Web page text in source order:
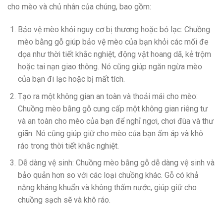
cho mèo và chủ nhân của chúng, bao gồm:
Bảo vệ mèo khỏi nguy cơ bị thương hoặc bỏ lạc: Chuồng
mèo bằng gỗ giúp bảo vệ mèo của bạn khỏi các mối đe
dọa như thời tiết khắc nghiệt, động vật hoang dã, kẻ trộm
hoặc tai nạn giao thông. Nó cũng giúp ngăn ngừa mèo
của bạn đi lạc hoặc bị mất tích.
Tạo ra một không gian an toàn và thoải mái cho mèo:
Chuồng mèo bằng gỗ cung cấp một không gian riêng tư
và an toàn cho mèo của bạn để nghỉ ngơi, chơi đùa và thư
giãn. Nó cũng giúp giữ cho mèo của bạn ấm áp và khô
ráo trong thời tiết khắc nghiệt.
Dễ dàng vệ sinh: Chuồng mèo bằng gỗ dễ dàng vệ sinh và
bảo quản hơn so với các loại chuồng khác. Gỗ có khả
năng kháng khuẩn và không thấm nước, giúp giữ cho
chuồng sạch sẽ và khô ráo.